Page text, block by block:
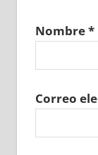
Nombre*
Correo